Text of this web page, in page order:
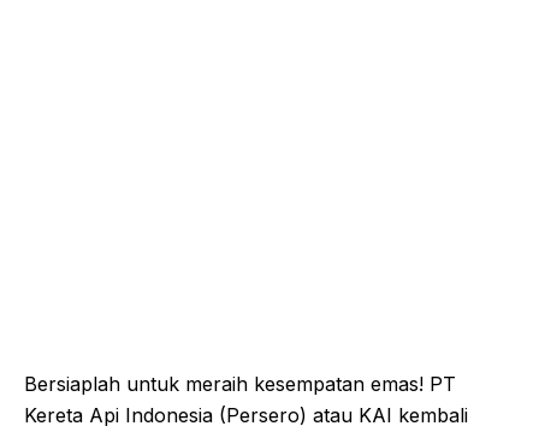
Bersiaplah untuk meraih kesempatan emas! PT
Kereta Api Indonesia (Persero) atau KAI kembali